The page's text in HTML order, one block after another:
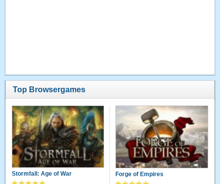
Top Browsergames
Stormfall: Age of War Forge of Empires